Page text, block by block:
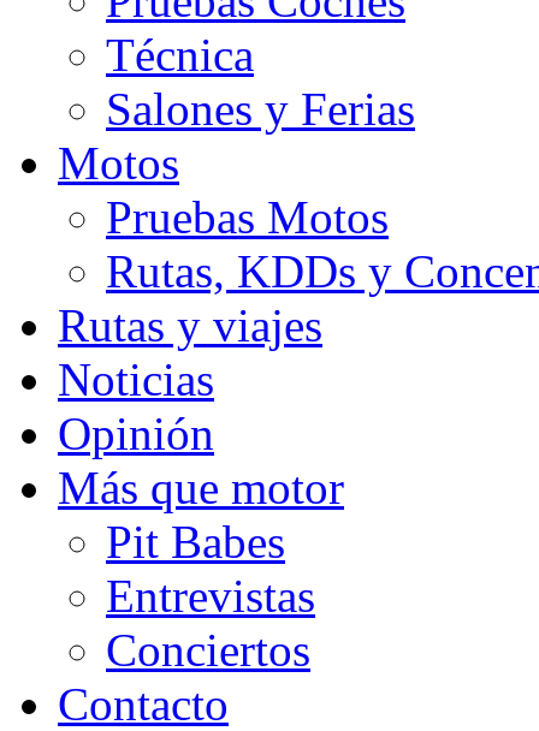
Técnica
Salones y Ferias
Motos
Pruebas Motos
Rutas, KDDs y
Rutas y viajes
Noticias
Opinión
Más que motor
Pit Babes
Entrevistas
Conciertos
Contacto